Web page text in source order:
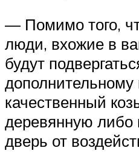
— Помимо того,
люди, вхожие в
будут
качественный
деревянную либо
дверь от